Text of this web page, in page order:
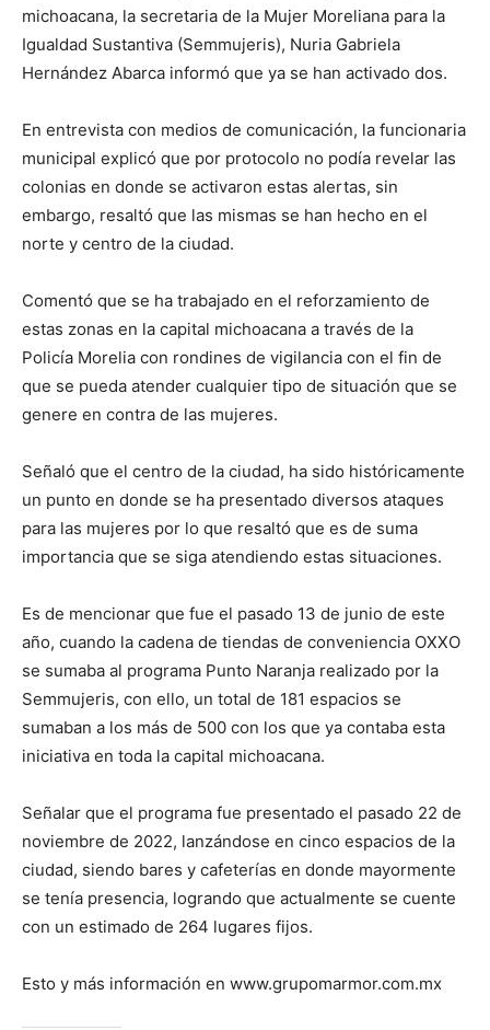
michoacana, la secretaria de la Mujer Moreliana para la
Igualdad Sustantiva (Semmujeris), Nuria Gabriela
Hernández Abarca informó que ya se han activado dos.
En entrevista con medios de comunicación, la funcionaria
municipal explicó que por protocolo no podía revelar las
colonias en donde se activaron estas alertas, sin
embargo, resaltó que las mismas se han hecho en el
norte y centro de la ciudad.
Comentó que se ha trabajado en el reforzamiento de
estas zonas en la capital michoacana a través de la
Policía Morelia con rondines de vigilancia con el fin de
que se pueda atender cualquier tipo de situación que se
genere en contra de las mujeres.
Señaló que el centro de la ciudad, ha sido históricamente
un punto en donde se ha presentado diversos ataques
para las mujeres por lo que resaltó que es de suma
importancia que se siga atendiendo estas situaciones.
Es de mencionar que fue el pasado 13 de junio de este
año, cuando la cadena de tiendas de conveniencia OXXO
se sumaba al programa Punto Naranja realizado por la
Semmujeris, con ello, un total de 181 espacios se
sumaban a los más de 500 con los que ya contaba esta
iniciativa en toda la capital michoacana.
Señalar que el programa fue presentado el pasado 22 de
noviembre de 2022, lanzándose en cinco espacios de la
ciudad, siendo bares y cafeterías en donde mayormente
se tenía presencia, logrando que actualmente se cuente
con un estimado de 264 lugares fijos.
Esto y más información en www.grupomarmor.com.mx